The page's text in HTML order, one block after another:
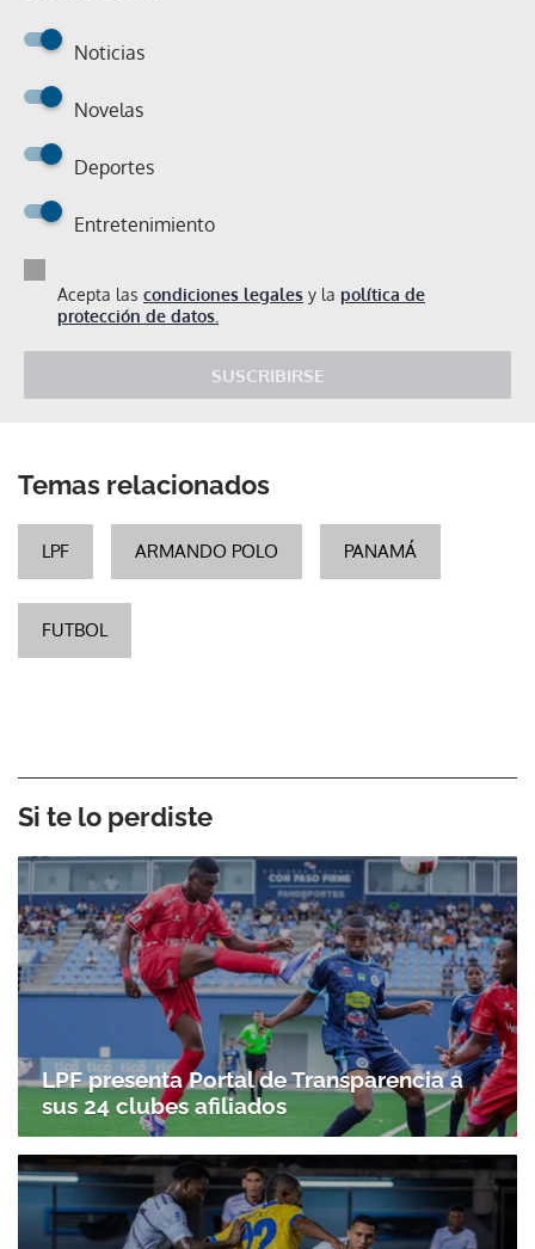
Noticias
Novelas
Deportes
Entretenimiento
Acepta las condiciones legales y la política de
protección de datos.
SUSCRIBIRSE
Temas relacionados
LPF ARMANDO POLO PANAMÁ
FUTBOL
Si te lo perdiste
LPF presenta Portal de Transparencia a
sus 24 clubes afiliados